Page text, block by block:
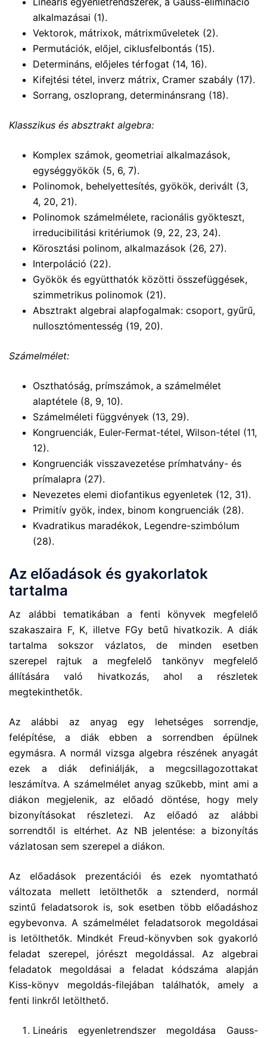
alkalmazásai (1).
Vektorok, mátrixok, mátrixműveletek (2).
Permutációk, előjel, ciklusfelbontás (15).
Determináns, előjeles térfogat (14, 16).
Kifejtési tétel, inverz mátrix, Cramer szabály (17).
Sorrang, oszloprang, determinánsrang (18).
Klasszikus és absztrakt algebra:
Komplex számok, geometriai alkalmazások,
egységgyökök (5, 6, 7).
Polinomok, behelyettesítés, gyökök, derivált (3,
4, 20, 21).
Polinomok számelmélete, racionális gyökteszt,
irreducibilitási kritériumok (9, 22, 23, 24).
Körosztási polinom, alkalmazások (26, 27).
Interpoláció (22).
Gyökök és együtthatók közötti összefüggések,
szimmetrikus polinomok (21).
Absztrakt algebrai alapfogalmak: csoport, gyűrű,
nullosztómentesség (19, 20).
Számelmélet:
Oszthatóság, prímszámok, a számelmélet
alaptétele (8, 9, 10).
Számelméleti függvények (13, 29).
Kongruenciák, Euler-Fermat-tétel, Wilson-tétel (11,
12).
Kongruenciák visszavezetése prímhatvány- és
prímalapra (27).
Nevezetes elemi diofantikus egyenletek (12, 31).
Primitív gyök, index, binom kongruenciák (28).
Kvadratikus maradékok, Legendre-szimbólum
(28).
Az előadások és gyakorlatok
tartalma
Az alábbi tematikában a fenti könyvek megfelelő
szakaszaira F, K, illetve FGy betű hivatkozik. A diák
tartalma sokszor vázlatos, de minden esetben
szerepel rajtuk a megfelelő tankönyv megfelelő
állítására való hivatkozás, ahol a részletek
megtekinthetők.
Az alábbi az anyag egy lehetséges sorrendje,
felépítése, a diák ebben a sorrendben épülnek
egymásra. A normál vizsga algebra részének anyagát
ezek a diák definiálják, a megcsillagozottakat
leszámítva. A számelmélet anyag szűkebb, mint ami a
diákon megjelenik, az előadó döntése, hogy mely
bizonyításokat részletezi. Az előadó az alábbi
sorrendtől is eltérhet. Az NB jelentése: a bizonyítás
vázlatosan sem szerepel a diákon.
Az előadások prezentációi és ezek nyomtatható
változata mellett letölthetők a sztenderd, normál
szintű feladatsorok is, sok esetben több előadáshoz
egybevonva. A számelmélet feladatsorok megoldásai
is letölthetők. Mindkét Freud-könyvben sok gyakorló
feladat szerepel, jórészt megoldással. Az algebrai
feladatok megoldásai a feladat kódszáma alapján
Kiss-könyv megoldás-filejában találhatók, amely a
fenti linkről letölthető.
Lineáris egyenletrendszer megoldása Gauss-